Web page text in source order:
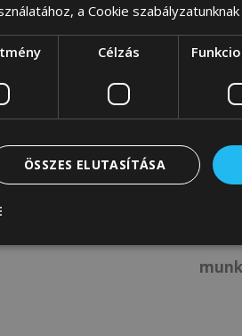
Kényelmes
a Cookie
Célzás
ÖSSZES ELUTASÍTÁSA